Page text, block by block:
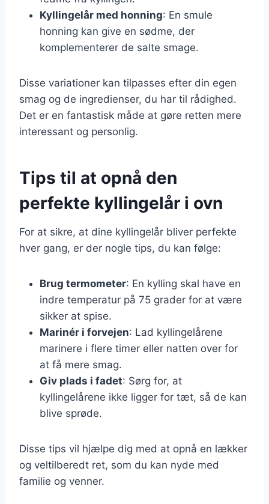
Kyllingelår med honning: En smule
honning kan give en sødme, der
komplementerer de salte smage.
Disse variationer kan tilpasses efter din egen
smag og de ingredienser, du har til rådighed.
Det er en fantastisk måde at gøre retten mere
interessant og personlig.
Tips til at opnå den
perfekte kyllingelår i ovn
For at sikre, at dine kyllingelår bliver perfekte
hver gang, er der nogle tips, du kan følge:
Brug termometer: En kylling skal have en
indre temperatur på 75 grader for at være
sikker at spise.
Marinér i forvejen: Lad kyllingelårene
marinere i flere timer eller natten over for
at få mere smag.
Giv plads i fadet: Sørg for, at
kyllingelårene ikke ligger for tæt, så de kan
blive sprøde.
Disse tips vil hjælpe dig med at opnå en lækker
og veltilberedt ret, som du kan nyde med
familie og venner.